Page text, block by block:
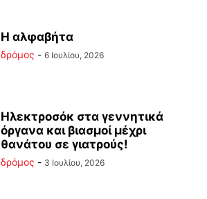
Η αλφαβήτα
δρόμος - 6 Ιουλίου, 2026
Ηλεκτροσόκ στα γεννητικά
όργανα και βιασμοί μέχρι
θανάτου σε γιατρούς!
δρόμος - 3 Ιουλίου, 2026